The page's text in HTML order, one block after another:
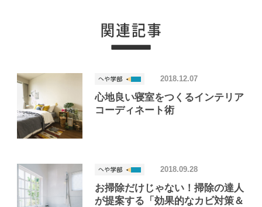
心地良い寝室をつくるインテリア
コーディネート術
2018.12.07
お掃除だけじゃない！掃除の達人
が提案する「効果的なカビ対策＆
2018.09.28